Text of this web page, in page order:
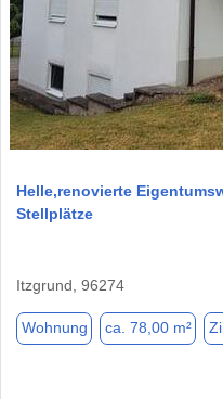
Helle,renovierte
Stellplätze
Itzgrund, 96274
Wohnung ca. 78,00 m²